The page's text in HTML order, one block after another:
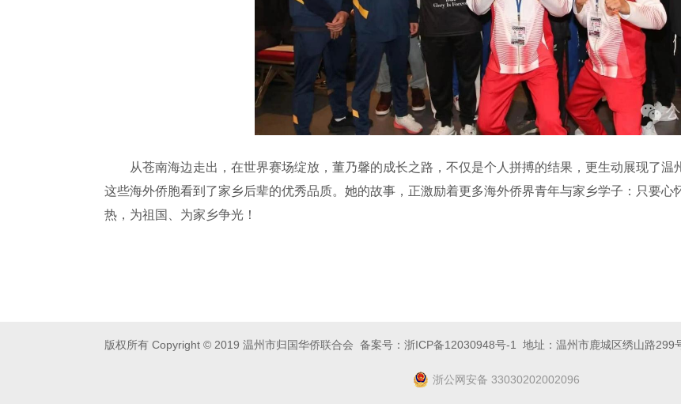
从苍南海边走出，在世界赛场绽放，董乃馨的成长之路，不仅是个人拼搏的结果，更生动展现了温
这些海外侨胞看到了家乡后辈的优秀品质。她的故事，正激励着更多海外侨界青年与家乡学子：只要
热，为祖国、为家乡争光！
版权所有 Copyright © 2019 温州市归国华侨联合会 备案号： 浙ICP备12030948号-1 地址：温州市鹿城区绣山路299
浙公网安备 33030202002096